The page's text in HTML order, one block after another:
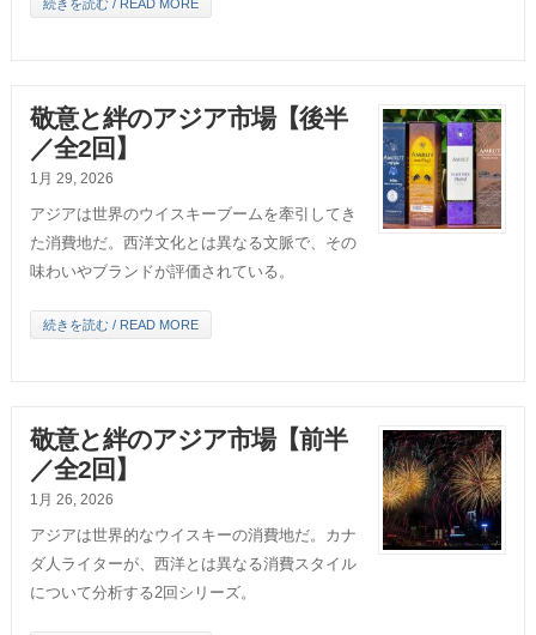
続きを読む / READ MORE
敬意と絆のアジア市場【後半
／全2回】
1月 29, 2026
アジアは世界のウイスキーブームを牽引してき
た消費地だ。西洋文化とは異なる文脈で、その
味わいやブランドが評価されている。
続きを読む / READ MORE
敬意と絆のアジア市場【前半
／全2回】
1月 26, 2026
アジアは世界的なウイスキーの消費地だ。カナ
ダ人ライターが、西洋とは異なる消費スタイル
について分析する2回シリーズ。